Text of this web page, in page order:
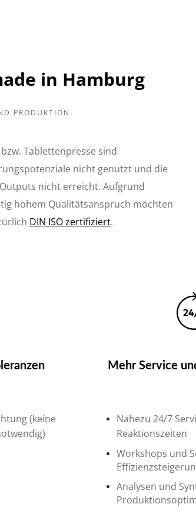
in Hamburg
PRODUKTION
Tablettenpresse sind
nicht genutzt und die
nicht erreicht. Aufgrund
hohem Qualitätsanspruch möchten
DIN ISO zertifiziert.
(keine
Mehr Service
Nahezu 24/7
Reaktionszeiten
Workshops und
Analysen und